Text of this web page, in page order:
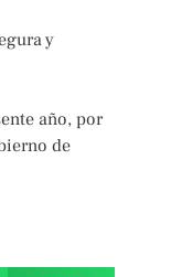
y
año, por
de